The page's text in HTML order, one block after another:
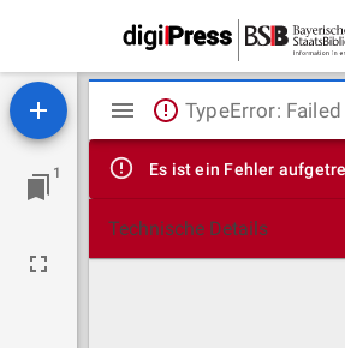
1
Mirador
Viewer
TypeError:
Es ist ein Fehler
Technische Details